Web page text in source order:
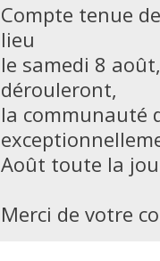
Compte tenue
lieu
le samedi 8
dérouleront,
la communauté
Août toute la
Merci de votre